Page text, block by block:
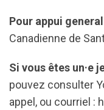
Pour appui
Canadienne de
Si vous êtes un·e
pouvez consulter
appel, ou courriel :